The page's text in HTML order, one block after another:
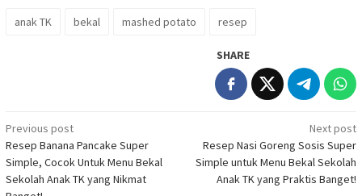
anak TK bekal mashed potato resep
SHARE
Post
navigation
Previous post
Resep Banana Pancake Super
Simple, Cocok Untuk Menu Bekal
Sekolah Anak TK yang Nikmat
Next post
Resep Nasi Goreng Sosis Super
Simple untuk Menu Bekal Sekolah
Anak TK yang Praktis Banget!